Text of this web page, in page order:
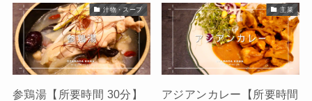
汁物・スープ
参鶏湯【所要時間 30分】
主菜
アジアンカレー【所要時間